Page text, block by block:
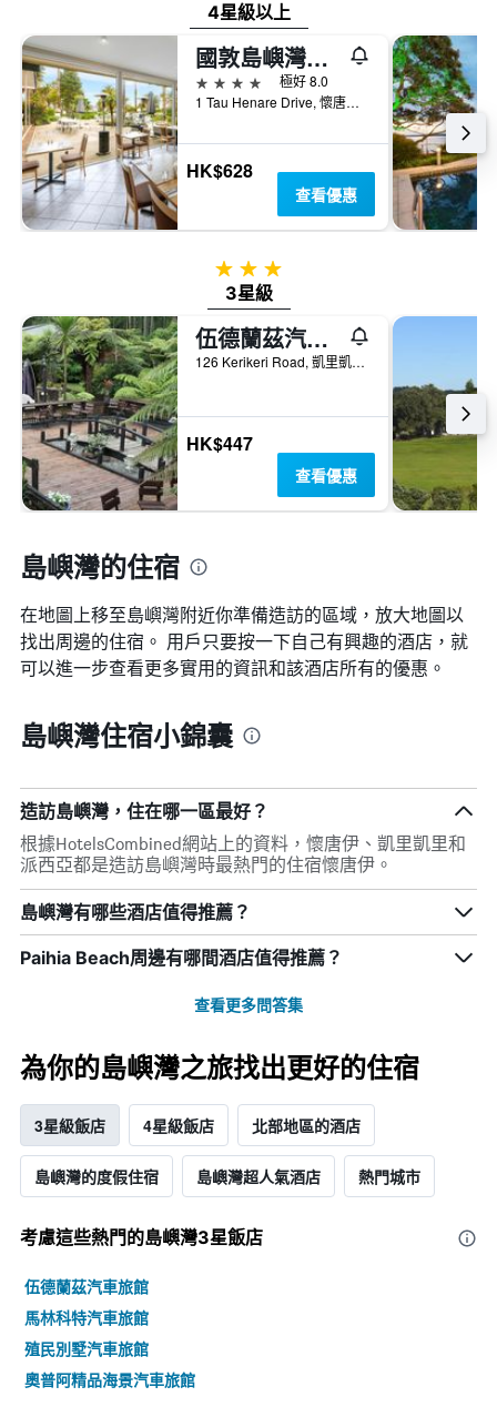
4星級以上
國敦島嶼灣渡假酒店 - 懷唐伊
4星級
極好 8.0
1 Tau Henare Drive, 懷唐伊, 紐西蘭
HK$628
查看優惠
3星級
3星級
伍德蘭茲汽車旅館
126 Kerikeri Road, 凱里凱里, 紐西蘭
HK$447
查看優惠
島嶼灣的住宿
在地圖上移至島嶼灣​​附近你準備造訪的區域，放大地圖以
找出周邊的住宿。 用戶只要按一下自己有興趣的酒店，就
可以進一步查看更多實用的資訊和該酒店所有的優惠。
島嶼灣住宿小錦囊
造訪島嶼灣，住在哪一區最好？
根據HotelsCombined網站上的資料，懷唐伊、凱里凱里和
派西亞都是造訪島嶼灣時最熱門的住宿懷唐伊。
島嶼灣有哪些酒店值得推薦？
Paihia Beach周邊有哪間酒店值得推薦？
查看更多問答集
為你的島嶼灣之旅找出更好的住宿
3星級飯店 4星級飯店 北部地區的酒店
島嶼灣的度假住宿 島嶼灣超人氣酒店 熱門城市
考慮這些熱門的島嶼灣3星​飯店
伍德蘭茲汽車旅館
馬林科特汽車旅館
殖民別墅汽車旅館
奧普阿精品海景汽車旅館